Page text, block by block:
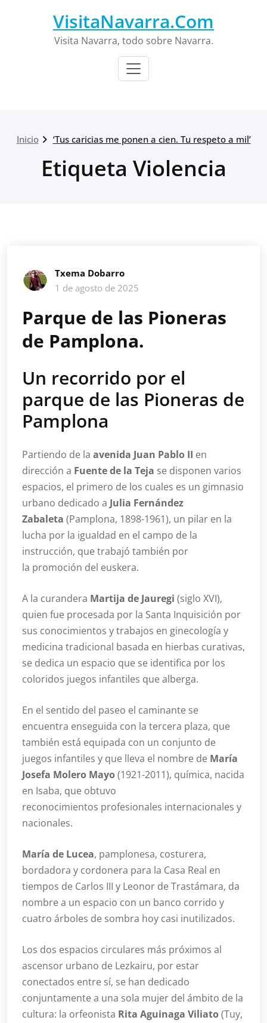
VisitaNavarra.Com
Visita Navarra, todo sobre Navarra.
Inicio ‘Tus caricias me ponen a cien. Tu respeto a mil’
Etiqueta Violencia
Txema Dobarro
1 de agosto de 2025
Parque de las Pioneras
de Pamplona.
Un recorrido por el
parque de las Pioneras de
Pamplona
Partiendo de la avenida Juan Pablo II en
dirección a Fuente de la Teja se disponen varios
espacios, el primero de los cuales es un gimnasio
urbano dedicado a Julia Fernández
Zabaleta (Pamplona, 1898-1961), un pilar en la
lucha por la igualdad en el campo de la
instrucción, que trabajó también por
la promoción del euskera.
A la curandera Martija de Jauregi (siglo XVI),
quien fue procesada por la Santa Inquisición por
sus conocimientos y trabajos en ginecología y
medicina tradicional basada en hierbas curativas,
se dedica un espacio que se identifica por los
coloridos juegos infantiles que alberga.
En el sentido del paseo el caminante se
encuentra enseguida con la tercera plaza, que
también está equipada con un conjunto de
juegos infantiles y que lleva el nombre de María
Josefa Molero Mayo(1921-2011), química, nacida
en Isaba, que obtuvo
reconocimientos profesionales internacionales y
nacionales.
María de Lucea, pamplonesa, costurera,
bordadora y cordonera para la Casa Real en
tiempos de Carlos III y Leonor de Trastámara, da
nombre a un espacio con un banco corrido y
cuatro árboles de sombra hoy casi inutilizados.
Los dos espacios circulares más próximos al
ascensor urbano de Lezkairu, por estar
conectados entre sí, se han dedicado
conjuntamente a una sola mujer del ámbito de la
cultura: la orfeonista Rita Aguinaga Viliato(Tuy,